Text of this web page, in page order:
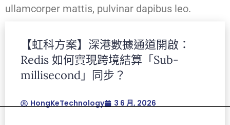
ullamcorper mattis, pulvinar dapibus leo.
Lorem ipsum dolor sit amet, consectetur
adipiscing elit.Ut elit tellus, luctus nec
【虹科方案】深港數據通道開啟：
Redis 如何實現跨境結算「Sub-
millisecond」同步？
HongKeTechnology 3 6 月, 2026